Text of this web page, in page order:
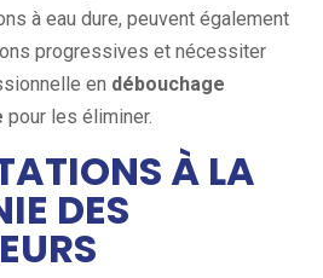
à eau dure, peuvent également
progressives et nécessiter
en débouchage
pour les éliminer.
À LA
DES